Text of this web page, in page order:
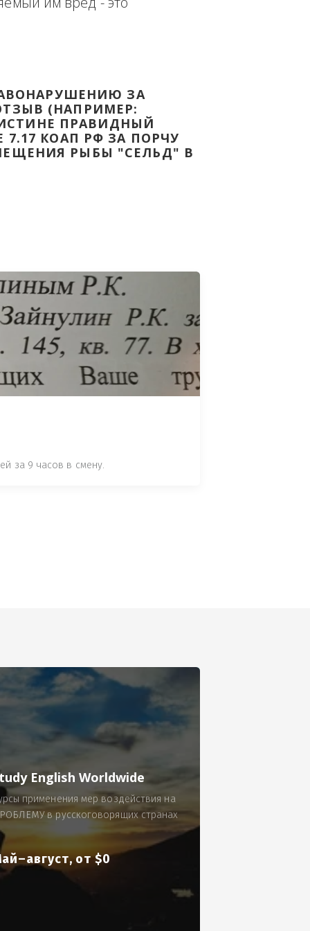
доказательством с целью -
Законодательства Российской
ПРАВОНАРУШЕНИЮ ЗА
ВАШ ОТЗЫВ (НАПРИМЕР:
ВОИСТИНЕ ПРАВИДНЫЙ
7.17 КОАП РФ ЗА ПОРЧУ
ПОМЕЩЕНИЯ РЫБЫ "СЕЛЬД" В
300 рублей за 9 часов в смену.